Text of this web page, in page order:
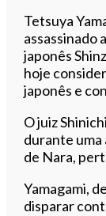
Tetsuya
assassinado
japonês
hoje
japonês e
O juiz
durante uma
de Nara,
Yamagami,
disparar